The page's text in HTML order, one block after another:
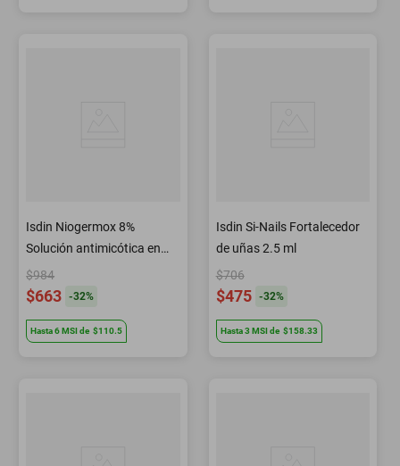
Isdin Niogermox 8%
Solución antimicótica en
laca 3.3 ml
$984
$663 -32%
Hasta6MSIde $110.5
Isdin Si-Nails Fortalecedor
de uñas 2.5 ml
$706
$475 -32%
Hasta3 MSIde $158.33